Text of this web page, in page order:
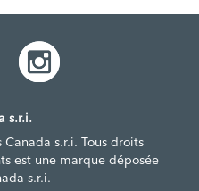
s.r.i.
s.r.i. Tous droits
est une marque déposée
s.r.i.